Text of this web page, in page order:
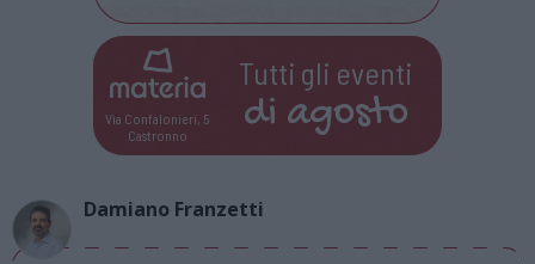
Via Confalonieri, 5
Castronno
Tutti gli eventi
di agosto
Damiano Franzetti